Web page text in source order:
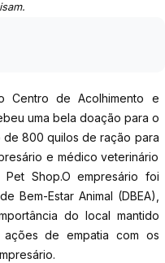
Centro de Acolhimento e
uma bela doação para o
de 800 quilos de ração para
e médico veterinário
Shop.O empresário foi
Bem-Estar Animal (DBEA),
do local mantido
de empatia com os